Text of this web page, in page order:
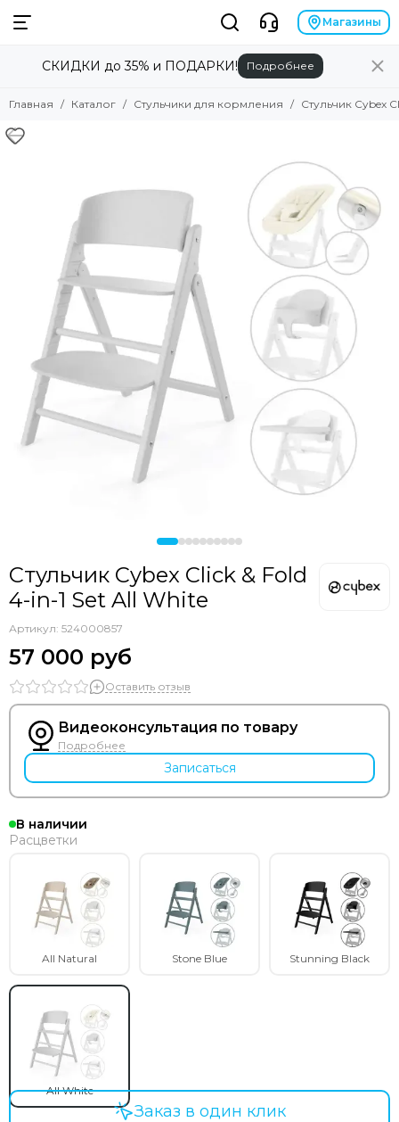
Магазины
СКИДКИ до 35% и ПОДАРКИ! Подробнее
Главная Каталог Стульчики для кормления Стульчик Cybex
Стульчик Cybex Click & Fold
4-in-1 Set All White
Артикул: 524000857
57 000 руб
Оставить отзыв
Видеоконсультация по товару
Подробнее
Записаться
В наличии
Расцветки
All Natural Stone Blue Stunning Black
All White
Заказ в один клик